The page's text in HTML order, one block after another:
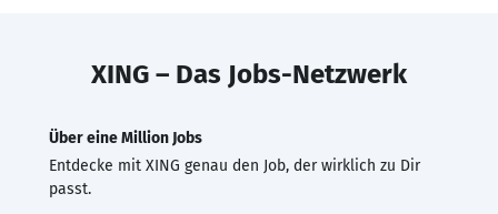
XING – Das Jobs-Netzwerk
Über eine Million Jobs
Entdecke mit XING genau den Job, der wirklich zu Dir
passt.